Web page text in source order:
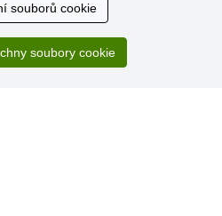
souborů cookie
soubory cookie